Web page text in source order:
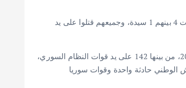
وركَّز التقرير على أبرز الانتهاكات التي وقعت ضدَّ الكوادر الطبية والإعلامية، حيث قال إن حصيلة الضحايا الذين قتلوا من الكوادر الطبية بلغت 4 بينهم 1 سيدة، وجميعهم قتلوا على يد
طبقاً للتقرير فإنَّ ما لا يقل عن 206 حادثة اعتداء على مراكز حيويَّة مدنيَّة ارتكبتها أطراف النزاع والقوى المسيطرة في سوريا في عام 2023، من بينها 142 على يد قوات النظام السوري،
الوطني حادثة واحدة وقوات سوريا